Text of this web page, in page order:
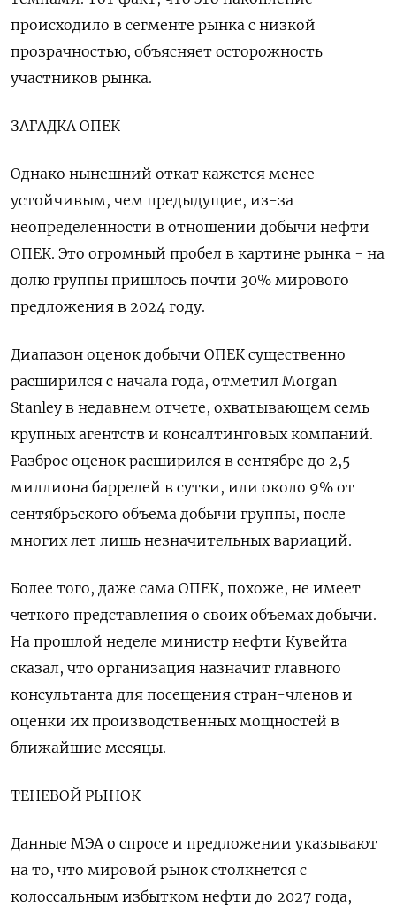
происходило в сегменте рынка с низкой
прозрачностью, объясняет осторожность
участников рынка.
ЗАГАДКА ОПЕК
Однако нынешний откат кажется менее
устойчивым, чем предыдущие, из-за
неопределенности в отношении добычи нефти
ОПЕК. Это огромный пробел в картине рынка - на
долю группы пришлось почти 30% мирового
предложения в 2024 году.
Диапазон оценок добычи ОПЕК существенно
расширился с начала года, отметил Morgan
Stanley в недавнем отчете, охватывающем семь
крупных агентств и консалтинговых компаний.
Разброс оценок расширился в сентябре до 2,5
миллиона баррелей в сутки, или около 9% от
сентябрьского объема добычи группы, после
многих лет лишь незначительных вариаций.
Более того, даже сама ОПЕК, похоже, не имеет
четкого представления о своих объемах добычи.
На прошлой неделе министр нефти Кувейта
сказал, что организация назначит главного
консультанта для посещения стран-членов и
оценки их производственных мощностей в
ближайшие месяцы.
ТЕНЕВОЙ РЫНОК
Данные МЭА о спросе и предложении указывают
на то, что мировой рынок столкнется с
колоссальным избытком нефти до 2027 года,